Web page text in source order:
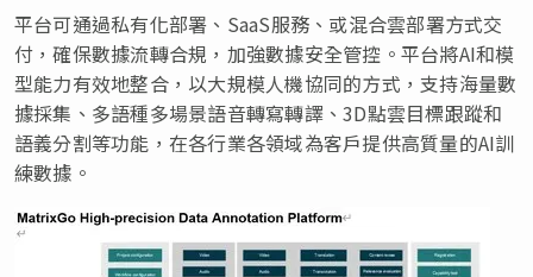
平台可通過私有化部署、SaaS服務、或混合雲部署方式交
付，確保數據流轉合規，加強數據安全管控。平台將AI和模
型能力有效地整合，以大規模人機協同的方式，支持海量數
據採集、多語種多場景語音轉寫轉譯、3D點雲目標跟蹤和
語義分割等功能，在各行業各領域為客戶提供高質量的AI訓
練數據。